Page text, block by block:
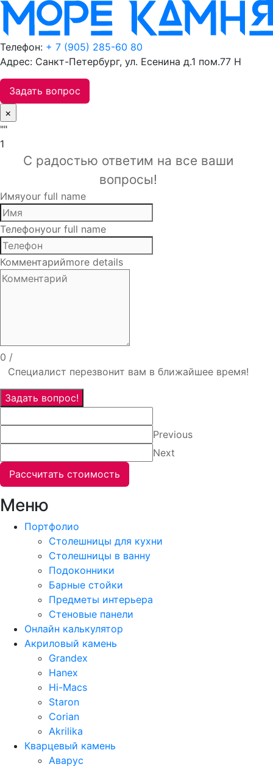
Телефон: + 7 (905) 285-60 80
Адрес: Санкт-Петербург, ул. Есенина д.1 пом.77 Н
Задать вопрос
×
""
1
С радостью ответим на все ваши
вопросы!
Имяyour full name
Телефонyour full name
Комментарийmore details
0 /
Специалист перезвонит вам в ближайшее время!
Задать вопрос!
Previous
Next
Рассчитать стоимость
Меню
Портфолио
Столешницы для кухни
Столешницы в ванну
Подоконники
Барные стойки
Предметы интерьера
Стеновые панели
Онлайн калькулятор
Акриловый камень
Grandex
Hanex
Hi-Macs
Staron
Corian
Akrilika
Кварцевый камень
Аварус